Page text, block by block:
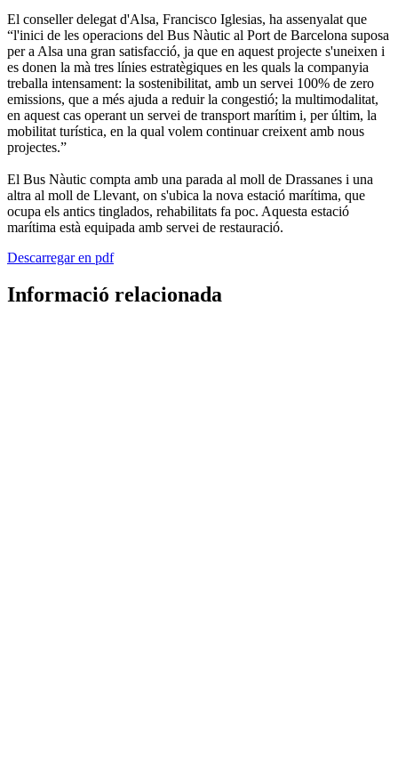
El conseller delegat d'Alsa, Francisco Iglesias, ha assenyalat que
“l'inici de les operacions del Bus Nàutic al Port de Barcelona suposa
per a Alsa una gran satisfacció, ja que en aquest projecte s'uneixen i
es donen la mà tres línies estratègiques en les quals la companyia
treballa intensament: la sostenibilitat, amb un servei 100% de zero
emissions, que a més ajuda a reduir la congestió; la multimodalitat,
en aquest cas operant un servei de transport marítim i, per últim, la
mobilitat turística, en la qual volem continuar creixent amb nous
projectes.”
El Bus Nàutic compta amb una parada al moll de Drassanes i una
altra al moll de Llevant, on s'ubica la nova estació marítima, que
ocupa els antics tinglados, rehabilitats fa poc. Aquesta estació
marítima està equipada amb servei de restauració.
Descarregar en pdf
Informació relacionada